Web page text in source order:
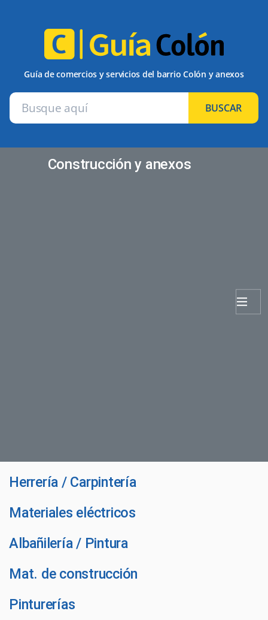
Guía de comercios y servicios del barrio Colón y anexos
BUSCAR
Construcción y anexos
Herrería / Carpintería
Materiales eléctricos
Albañilería / Pintura
Mat. de construcción
Pinturerías